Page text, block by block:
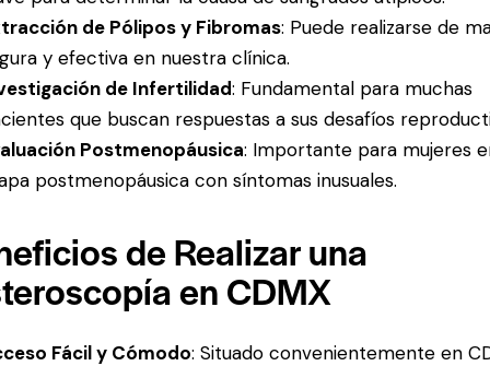
de Pólipos y Fibromas: Puede realizarse de
y efectiva en nuestra clínica.
de Infertilidad: Fundamental para muchas
que buscan respuestas a sus desafíos
Postmenopáusica: Importante para mujeres
postmenopáusica con síntomas inusuales.
de Realizar una
en CDMX
Fácil y Cómodo: Situado convenientemente en